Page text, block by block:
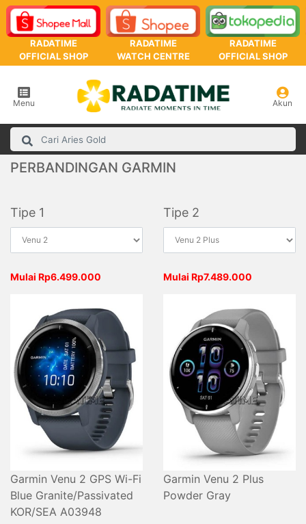
RADATIME
OFFICIAL SHOP
RADATIME
WATCH CENTRE
RADATIME
OFFICIAL SHOP
Menu Akun
PERBANDINGAN GARMIN
Tipe 1 Tipe 2
Mulai Rp6.499.000
Garmin Venu 2 GPS Wi-Fi
Blue Granite/Passivated
KOR/SEA A03948
Mulai Rp7.489.000
Garmin Venu 2 Plus
Powder Gray